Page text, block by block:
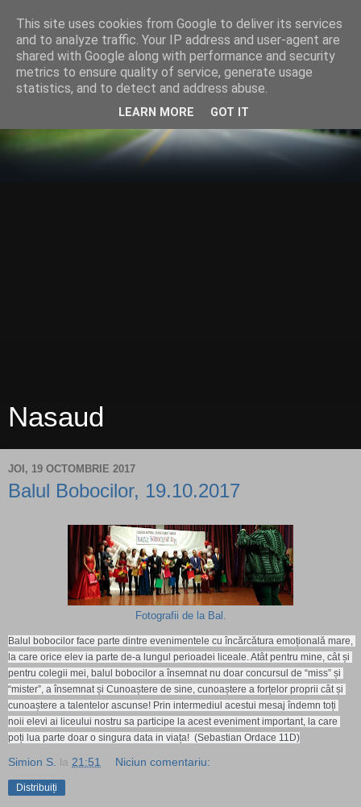
Nasaud
JOI, 19 OCTOMBRIE 2017
Balul Bobocilor, 19.10.2017
Fotografii de la Bal.
Balul bobocilor face parte dintre evenimentele cu încărcătura emoțională mare,
la care orice elev ia parte de-a lungul perioadei liceale. Atât pentru mine, cât și
pentru colegii mei, balul bobocilor a însemnat nu doar concursul de “miss” și
“mister”, a însemnat și Cunoaștere de sine, cunoaștere a forțelor proprii cât și
cunoaștere a talentelor ascunse! Prin intermediul acestui mesaj îndemn toți
noii elevi ai liceului nostru sa participe la acest eveniment important, la care
poți lua parte doar o singura data in viața!  (Sebastian Ordace 11D)
Simion S. la 21:51 Niciun comentariu:
Distribuiți
This site uses cookies from Google to deliver its services
and to analyze traffic. Your IP address and user-agent are
shared with Google along with performance and security
metrics to ensure quality of service, generate usage
statistics, and to detect and address abuse.
LEARN MORE GOT IT